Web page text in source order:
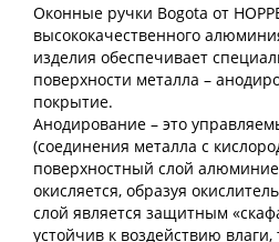
Оконные ручки Bogota от
высококачественного
изделия обеспечивает
поверхности металла –
покрытие.
Анодирование – это
(соединения металла с
поверхностный слой
окисляется, образуя
слой является защитным
устойчив к воздействию влаги,